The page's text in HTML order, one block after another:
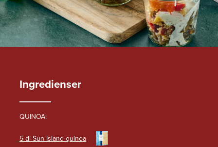
Ingredienser
QUINOA:
5 dl Sun Island quinoa